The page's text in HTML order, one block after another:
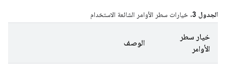
الجدول 3. خيارات سطر الأوامر الشائعة الاستخدام
خيار سطر
الأوامر
الوصف